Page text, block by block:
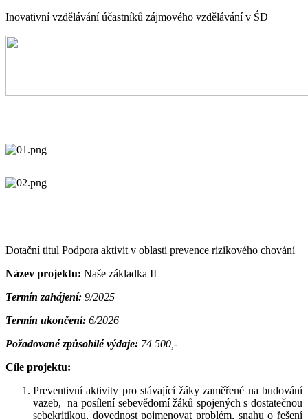
Inovativní vzdělávání účastníků zájmového vzdělávání v ŚD
Dotační titul Podpora aktivit v oblasti prevence rizikového chování
Název projektu: Naše základka II
Termín zahájení: 9/2025
Termín ukončení: 6/2026
Požadované způsobilé výdaje: 74 500,-
Cíle projektu:
Preventivní aktivity pro stávající žáky zaměřené na budování
vazeb, na posílení sebevědomí žáků spojených s dostatečnou
sebekritikou, dovednost pojmenovat problém, snahu o řešení